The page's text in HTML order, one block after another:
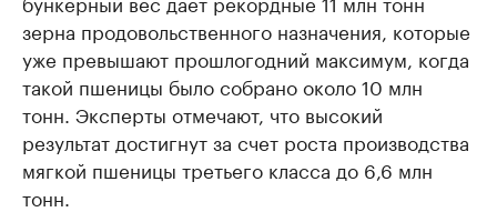
зерна продовольственного назначения, которые
уже превышают прошлогодний максимум, когда
такой пшеницы было собрано около 10 млн
тонн. Эксперты отмечают, что высокий
результат достигнут за счет роста производства
мягкой пшеницы третьего класса до 6,6 млн
тонн.